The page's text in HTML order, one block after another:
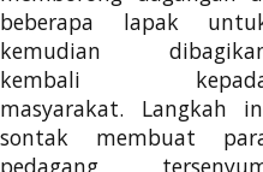
beberapa lapak
kemudian
kembali
masyarakat. Langkah
sontak membuat
pedagang